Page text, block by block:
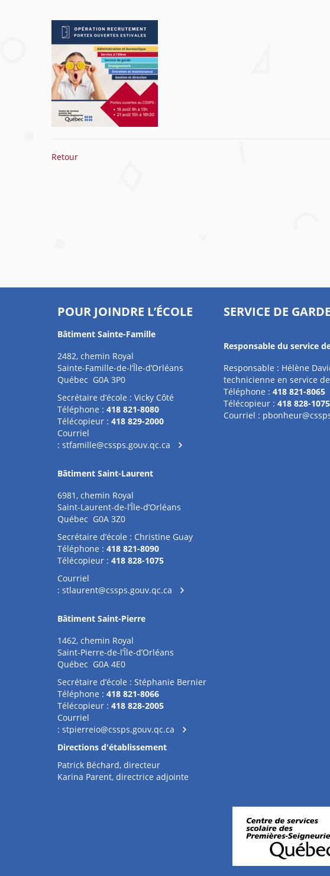
Retour
POUR JOINDRE L’ÉCOLE
Bâtiment Sainte-Famille
2482, chemin Royal
Sainte-Famille-de-l’Île-d’Orléans
Québec G0A 3P0
Secrétaire d’école : Vicky Côté
Téléphone : 418 821-8080
Télécopieur : 418 829-2000
Courriel
: stfamille@cssps.gouv.qc.ca
Bâtiment Saint-Laurent
6981, chemin Royal
Saint-Laurent-de-l’Île-d’Orléans
Québec G0A 3Z0
Secrétaire d’école : Christine Guay
Téléphone : 418 821-8090
Télécopieur : 418 828-1075
Courriel
: stlaurent@cssps.gouv.qc.ca
Bâtiment Saint-Pierre
1462, chemin Royal
Saint-Pierre-de-l’Île-d’Orléans
Québec G0A 4E0
Secrétaire d’école : Stéphanie Bernier
Téléphone : 418 821-8066
Télécopieur : 418 828-2005
Courriel
: stpierreio@cssps.gouv.qc.ca
Directions d'établissement
Patrick Béchard, directeur
Karina Parent, directrice adjointe
SERVICE DE GARDE
Responsable du service
Responsable : Hélène
technicienne en service
Téléphone : 418 821-8065
Télécopieur : 418 828-1075
Courriel :